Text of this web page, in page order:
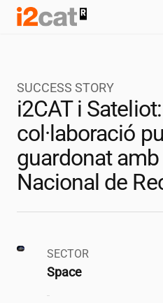
Salta
SUCCESS STORY
i2CATi
col·laboració
guardonat
Nacional de
SECTOR
Space